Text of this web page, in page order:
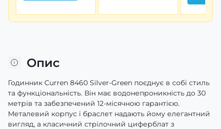
Опис
Годинник Curren 8460 Silver-Green поєднує в собі стиль
та функціональність. Він має водонепроникність до 30
метрів та забезпечений 12-місячною гарантією.
Металевий корпус і браслет надають йому елегантний
вигляд, а класичний стрілочний циферблат з